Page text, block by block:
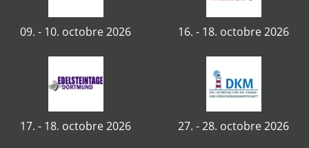
09. - 10. octobre 2026 16. - 18. octobre 2026
17. - 18. octobre 2026 27. - 28. octobre 2026